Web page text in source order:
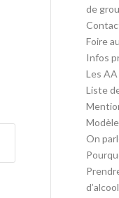
de
Foire
Infos
Les
Liste
On
d’alcool